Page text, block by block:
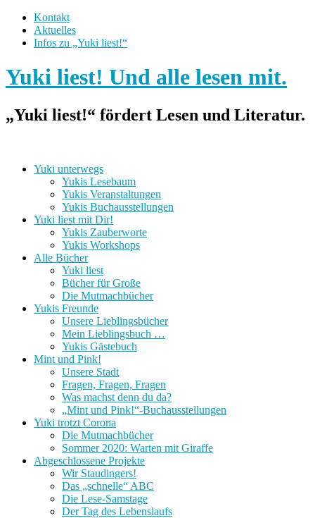
Kontakt
Aktuelles
Infos zu „Yuki liest!“
Yuki liest! Und alle lesen mit.
„Yuki liest!“ fördert Lesen und Literatur.
Yuki unterwegs
Yukis Lesebaum
Yukis Veranstaltungen
Yukis Buchausstellungen
Yuki liest mit Dir!
Yukis Zauberworte
Yukis Workshops
Alle Bücher
Yuki liest
Bücher für Große
Die Mutmachbücher
Yukis Freunde
Unsere Lieblingsbücher
Mein Lieblingsbuch …
Yukis Gästebuch
Mint und Pink!
Unsere Stadt
Fragen, Fragen, Fragen
Was machst denn du da?
„Mint und Pink!“-Buchausstellungen
Yuki trotzt Corona
Die Mutmachbücher
Sommer 2020: Warten mit Giraffe
Abgeschlossene Projekte
Wir Staudingers!
Das „schnelle“ ABC
Die Lese-Samstage
Der Tag des Lebenslaufs